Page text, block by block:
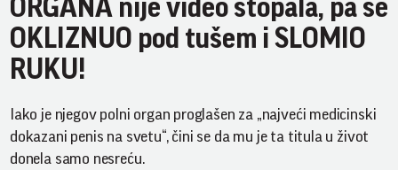
ORGANA nije video stopala, pa se
OKLIZNUO pod tušem i SLOMIO
RUKU!
Iako je njegov polni organ proglašen za „najveći medicinski
dokazani penis na svetu“, čini se da mu je ta titula u život
donela samo nesreću.